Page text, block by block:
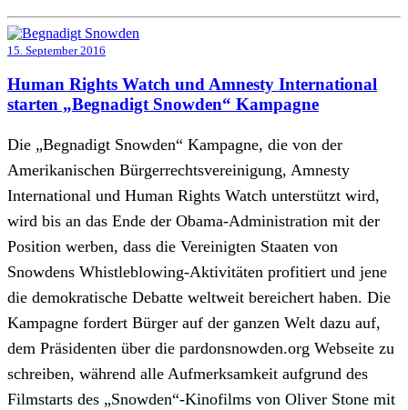
15. September 2016
Human Rights Watch und Amnesty International
starten „Begnadigt Snowden“ Kampagne
Die „Begnadigt Snowden“ Kampagne, die von der
Amerikanischen Bürgerrechtsvereinigung, Amnesty
International und Human Rights Watch unterstützt wird,
wird bis an das Ende der Obama-Administration mit der
Position werben, dass die Vereinigten Staaten von
Snowdens Whistleblowing-Aktivitäten profitiert und jene
die demokratische Debatte weltweit bereichert haben. Die
Kampagne fordert Bürger auf der ganzen Welt dazu auf,
dem Präsidenten über die pardonsnowden.org Webseite zu
schreiben, während alle Aufmerksamkeit aufgrund des
Filmstarts des „Snowden“-Kinofilms von Oliver Stone mit